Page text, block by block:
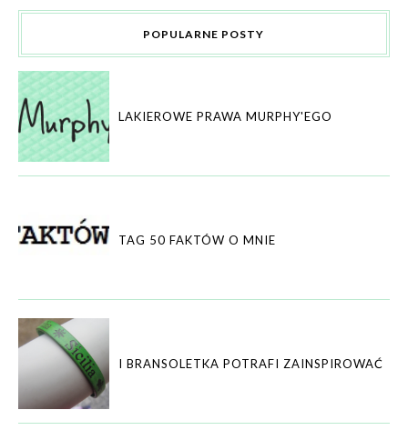
POPULARNE POSTY
LAKIEROWE PRAWA MURPHY'EGO
TAG 50 FAKTÓW O MNIE
I BRANSOLETKA POTRAFI ZAINSPIROWAĆ